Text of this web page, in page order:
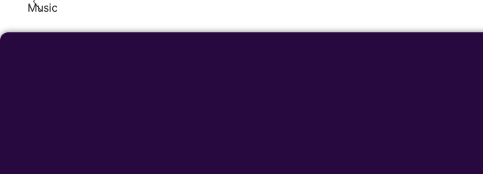
Music